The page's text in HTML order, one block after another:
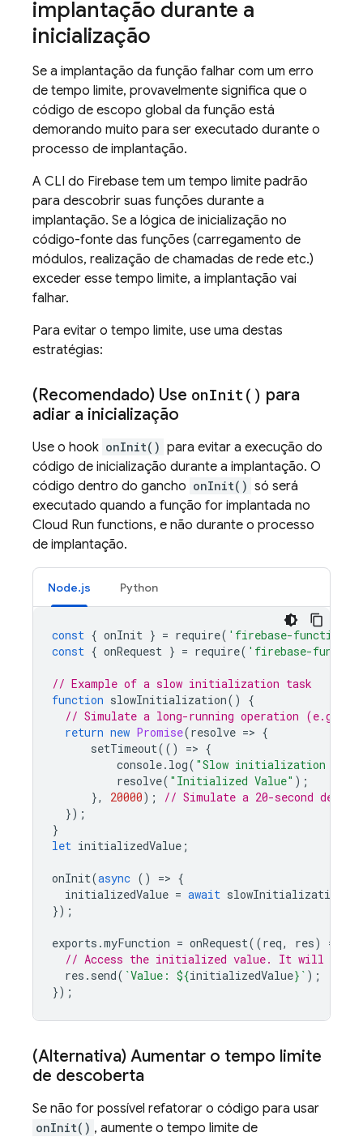
implantação durante a
inicialização
Se a implantação da função falhar com um erro
de tempo limite, provavelmente significa que o
código de escopo global da função está
demorando muito para ser executado durante o
processo de implantação.
A CLI do Firebase tem um tempo limite padrão
para descobrir suas funções durante a
implantação. Se a lógica de inicialização no
código-fonte das funções (carregamento de
módulos, realização de chamadas de rede etc.)
exceder esse tempo limite, a implantação vai
falhar.
Para evitar o tempo limite, use uma destas
estratégias:
(Recomendado) Use onInit( ) para
adiar a inicialização
Use o hook onInit() para evitar a execução do
código de inicialização durante a implantação. O
código dentro do gancho onInit() só será
executado quando a função for implantada no
Cloud Run functions, e não durante o processo
de implantação.
Node.js Python
const { onInit } = require( 'firebase-functions/
const { onRequest } = require( 'firebase-
// Example of a slow initialization task
function slowInitialization()
{
// Simulate a long-running operation (e.g.,
return new Promise(resolve => {
setTimeout(() => {
console. log( "Slow initialization
resolve( "Initialized Value" );
},
20000);
// Simulate a 20-second delay
});
}
let initializedValue ;
onInit(async () => {
initializedValue = await slowInitialization
});
exports .myFunction = onRequest((req, res) =>
// Access the initialized value. It will be
res . send( `Value: ${initializedValue} ` );
});
(Alternativa) Aumentar o tempo limite
de descoberta
Se não for possível refatorar o código para usar
onInit() , aumente o tempo limite de